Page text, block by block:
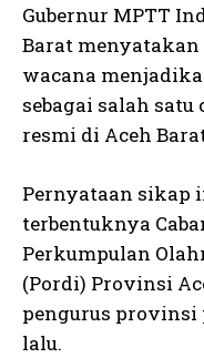
Gubernur MPTT
Barat
wacana
sebagai salah satu
resmi di Aceh
Pernyataan sikap
terbentuknya
Perkumpulan
(Pordi) Provinsi
pengurus provinsi
lalu.